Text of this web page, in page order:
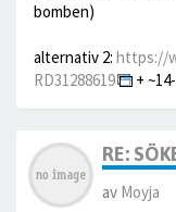
bomben)
alternativ 2: https://
RD31288619
+
RE:
av Moyja